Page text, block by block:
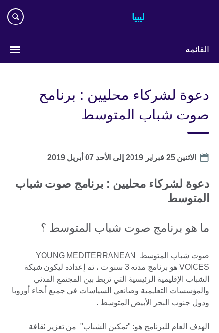
ليبيا
القائمة
language
دعوة لشركاء محليين : برنامج
صوت شباب المتوسط
Date
الاثنين 25 فبراير 2019 إلى الأحد 07 أبريل 2019
دعوة لشركاء محليين : برنامج صوت شباب
المتوسط
ما هو برنامج صوت شباب المتوسط ؟
صوت شباب المتوسط YOUNG MEDITERRANEAN
VOICES هو برنامج مدته 3 سنوات ، تم إعداده ليكون شبكة
الشباب الإقليمية الرئيسية التي تربط بين المجتمع المدني
والمؤسسات التعليمية وصانعي السياسات في جميع أنحاء أوروبا
ودول جنوب البحر الأبيض المتوسط .
الهدف العام للبرنامج هو: "تمكين الشباب" من تعزيز ثقافة